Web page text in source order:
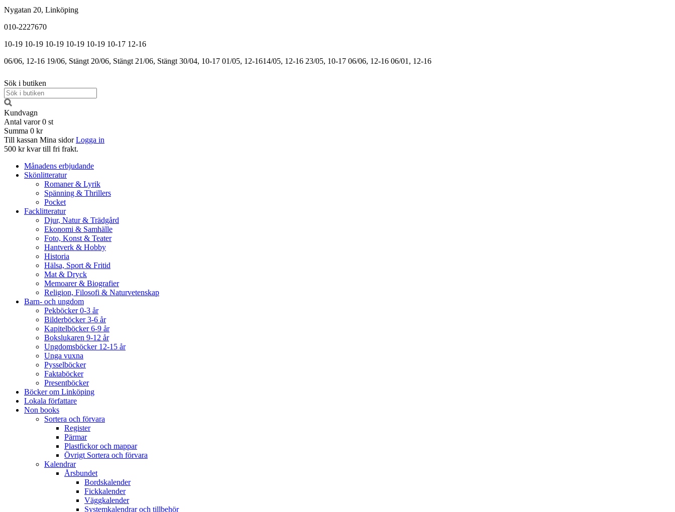
Nygatan 20, Linköping
010-2227670
10-19 10-19 10-19 10-19 10-19 10-17 12-16
06/06, 12-16 19/06, Stängt 20/06, Stängt 21/06, Stängt 30/04, 10-17 01/05, 12-1614/05, 12-16 23/05, 10-17 06/06, 12-16 06/01, 12-16
Sök i butiken
Kundvagn
Antal varor 0 st
Summa 0 kr
Till kassan Mina sidor Logga in
500 kr kvar till fri frakt.
Månadens erbjudande
Skönlitteratur
Romaner & Lyrik
Spänning & Thrillers
Pocket
Facklitteratur
Djur, Natur & Trädgård
Ekonomi & Samhälle
Foto, Konst & Teater
Hantverk & Hobby
Historia
Hälsa, Sport & Fritid
Mat & Dryck
Memoarer & Biografier
Religion, Filosofi & Naturvetenskap
Barn- och ungdom
Pekböcker 0-3 år
Bilderböcker 3-6 år
Kapitelböcker 6-9 år
Bokslukaren 9-12 år
Ungdomsböcker 12-15 år
Unga vuxna
Pysselböcker
Faktaböcker
Presentböcker
Böcker om Linköping
Lokala författare
Non books
Sortera och förvara
Register
Pärmar
Plastfickor och mappar
Övrigt Sortera och förvara
Kalendrar
Årsbundet
Bordskalender
Fickkalender
Väggkalender
Systemkalendrar och tillbehör